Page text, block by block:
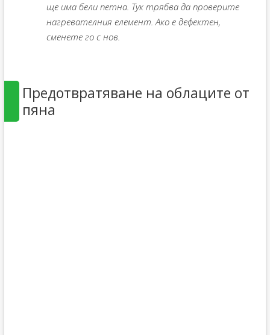
ще има бели петна. Тук трябва да проверите
нагревателния елемент. Ако е дефектен,
сменете го с нов.
Предотвратяване на облаците от
пяна